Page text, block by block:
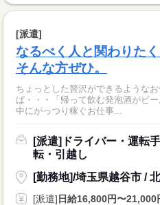
[派遣]
なるべく人と関わりた
そんな方ぜひ。
ちょっとした贅沢ができるような
ば・・・「帰って飲む発泡酒がビ
中にがっつり稼ぐお仕事...
[派遣]ドライバー・運転
転・引越し
[勤務地]/埼玉県越谷市 /
[派遣] 日給16,800円〜21,000